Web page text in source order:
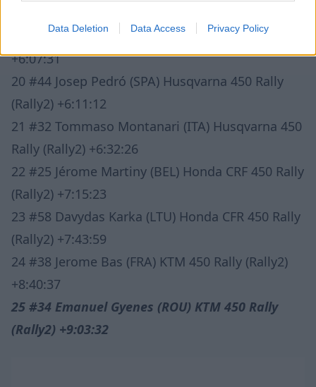
Data Deletion Data Access Privacy Policy
19 #27 Milan Engel (CZE) Kove 450 Rally (Rally2)
+6:07:31
20 #44 Josep Pedró (SPA) Husqvarna 450 Rally
(Rally2) +6:11:12
21 #32 Tommaso Montanari (ITA) Husqvarna 450
Rally (Rally2) +6:32:26
22 #25 Jérome Martiny (BEL) Honda CRF 450 Rally
(Rally2) +7:15:23
23 #58 Davydas Karka (LTU) Honda CFR 450 Rally
(Rally2) +7:43:59
24 #38 Jerome Bas (FRA) KTM 450 Rally (Rally2)
+8:40:37
25 #34 Emanuel Gyenes (ROU) KTM 450 Rally
(Rally2) +9:03:32